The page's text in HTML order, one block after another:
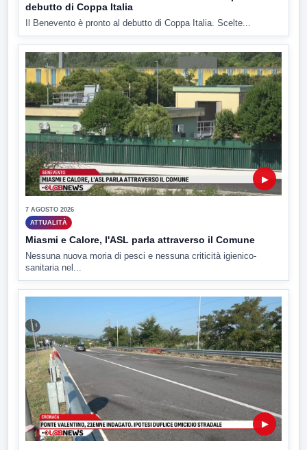
debutto di Coppa Italia
Il Benevento è pronto al debutto di Coppa Italia. Scelte...
▶
7 AGOSTO 2026
ATTUALITÀ
Miasmi e Calore, l'ASL parla attraverso il Comune
Nessuna nuova moria di pesci e nessuna criticità igienico-
sanitaria nel...
▶